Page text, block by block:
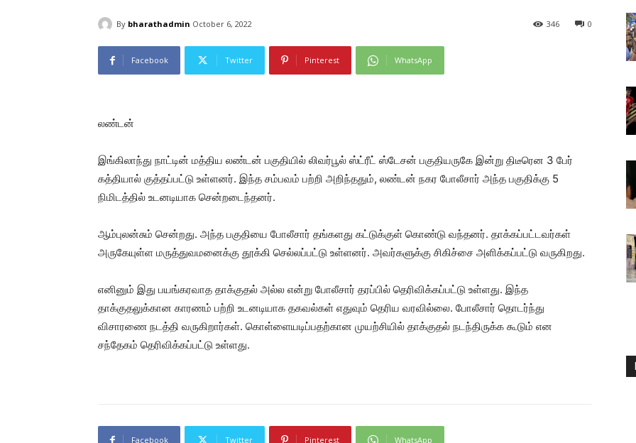
By bharathadmin October 6, 2022 0
346
Facebook Twitter Pinterest WhatsApp
லண்டன்
இங்கிலாந்து நாட்டின் மத்திய லண்டன் பகுதியில் லிவர்பூல் ஸ்ட்ரீட் ஸ்டேசன் பகுதியருகே இன்று திடீரென 3 பேர்
கத்தியால் குத்தப்பட்டு உள்ளனர். இந்த சம்பவம் பற்றி அறிந்ததும், லண்டன் நகர போலீசார் அந்த பகுதிக்கு 5
நிமிடத்தில் உடனடியாக சென்றடைந்தனர்.
ஆம்புலன்சும் சென்றது. அந்த பகுதியை போலீசார் தங்களது கட்டுக்குள் கொண்டு வந்தனர். தாக்கப்பட்டவர்கள்
அருகேயுள்ள மருத்துவமனைக்கு தூக்கி செல்லப்பட்டு உள்ளனர். அவர்களுக்கு சிகிச்சை அளிக்கப்பட்டு வருகிறது.
எனினும் இது பயங்கரவாத தாக்குதல் அல்ல என்று போலீசார் தரப்பில் தெரிவிக்கப்பட்டு உள்ளது. இந்த
தாக்குதலுக்கான காரணம் பற்றி உடனடியாக தகவல்கள் எதுவும் தெரிய வரவில்லை. போலீசார் தொடர்ந்து
விசாரணை நடத்தி வருகிறார்கள். கொள்ளையடிப்பதற்கான முயற்சியில் தாக்குதல் நடந்திருக்க கூடும் என
சந்தேகம் தெரிவிக்கப்பட்டு உள்ளது.
Facebook Twitter Pinterest WhatsApp